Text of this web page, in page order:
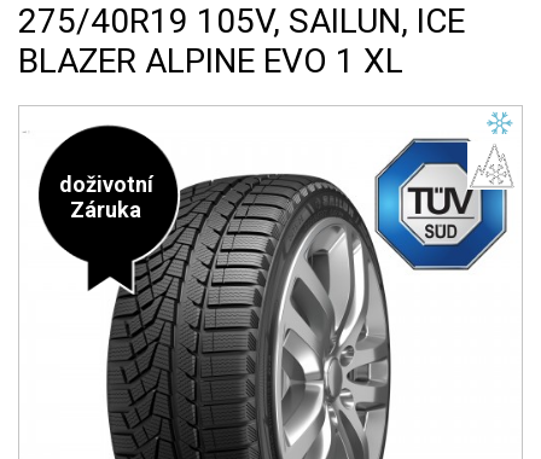
275/40R19 105V, SAILUN, ICE
BLAZER ALPINE EVO 1 XL
doživotní
Záruka